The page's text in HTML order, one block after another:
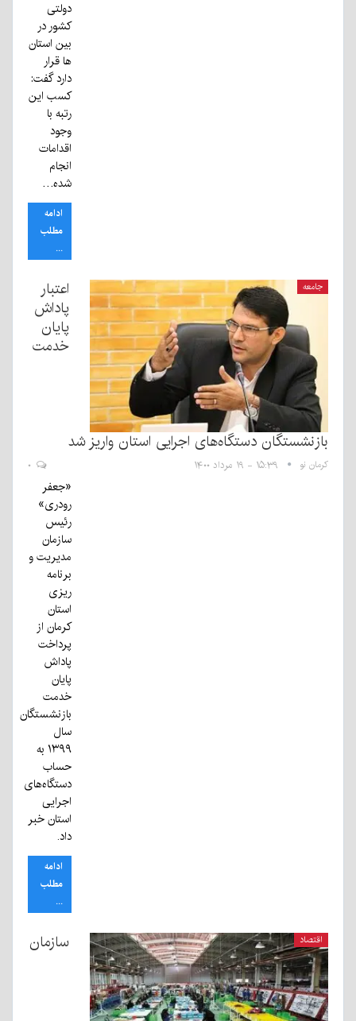
دولتی
کشور در
بین استان
ها قرار
دارد گفت:
کسب این
رتبه با
وجود
اقدامات
انجام
شده…
ادامه
مطلب
...
جامعه
اعتبار
پاداش
پایان
خدمت
بازنشستگان دستگاه‌های اجرایی استان واریز شد
کرمان نو ۱۵:۳۹ - ۱۹ مرداد ۱۴۰۰
«جعفر
رودری»
رئیس
سازمان
مدیریت و
برنامه
ریزی
استان
کرمان از
پرداخت
پاداش
پایان
خدمت
بازنشستگان
سال
۱۳۹۹ به
حساب
دستگاه‌های
اجرایی
استان خبر
داد.
ادامه
مطلب
...
اقتصاد سازمان